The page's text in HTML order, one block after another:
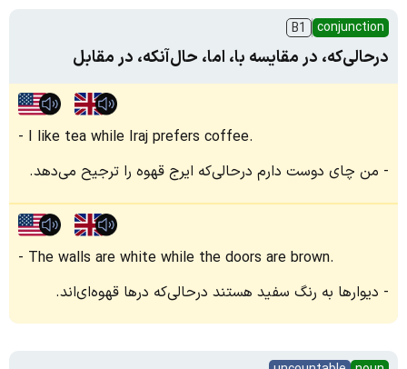
conjunction
B1
درحالی‌که، در مقایسه با، اما، حال‌آنکه، در مقابل
I like tea while Iraj prefers coffee.
من چای دوست دارم درحالی‌که ایرج قهوه را ترجیح می‌دهد.
The walls are white while the doors are brown.
دیوارها به رنگ سفید هستند درحالی‌که درها قهوه‌ای‌اند.